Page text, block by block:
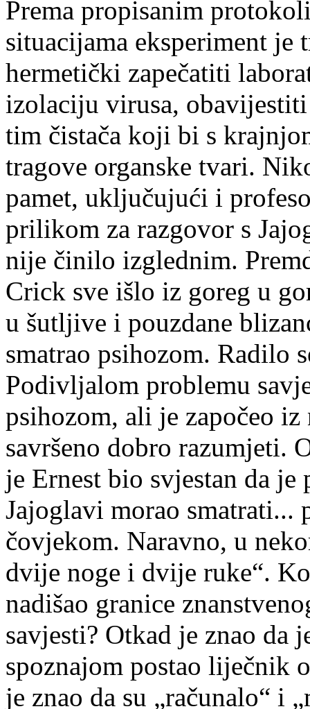
Prema propisanim
situacijama eksperiment
hermetički zapečatiti
izolaciju virusa,
tim čistača koji bi s
tragove organske tvari.
pamet, uključujući i
prilikom za razgovor s
nije činilo izglednim.
Crick sve išlo iz goreg u
u šutljive i pouzdane
smatrao psihozom. Radilo
Podivljalom problemu
psihozom, ali je započeo iz
savršeno dobro razumjeti.
je Ernest bio svjestan da je
Jajoglavi morao smatrati...
čovjekom. Naravno, u
dvije noge i dvije ruke“.
nadišao granice
savjesti? Otkad je znao da
spoznajom postao liječnik
je znao da su „računalo“ i